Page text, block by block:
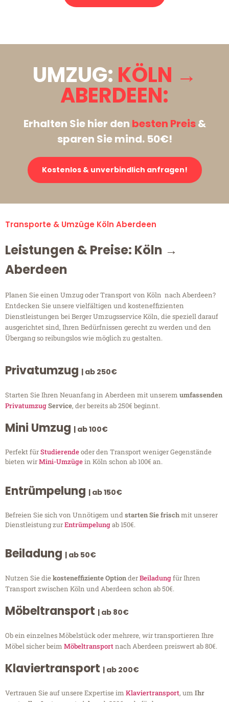
UMZUG: KÖLN →
ABERDEEN:
Erhalten Sie hier den besten Preis&
sparen Sie mind. 50€!
Kostenlos & unverbindlich anfragen!
Transporte & Umzüge Köln Aberdeen
Leistungen & Preise: Köln →
Aberdeen
Planen Sie einen Umzug oder Transport von Köln nach Aberdeen?
Entdecken Sie unsere vielfältigen und kosteneffizienten
Dienstleistungen bei Berger Umzugsservice Köln, die speziell darauf
ausgerichtet sind, Ihren Bedürfnissen gerecht zu werden und den
Übergang so reibungslos wie möglich zu gestalten.
Privatumzug | ab 250€
Starten Sie Ihren Neuanfang in Aberdeen mit unserem umfassenden
PrivatumzugService, der bereits ab 250€ beginnt.
Mini Umzug | ab 100€
Perfekt fürStudierendeoder den Transport weniger Gegenstände
bieten wirMini-Umzügein Köln schon ab 100€ an.
Entrümpelung | ab 150€
Befreien Sie sich von Unnötigem undstarten Sie frischmit unserer
Dienstleistung zurEntrümpelungab 150€.
Beiladung | ab 50€
Nutzen Sie diekosteneffiziente OptionderBeiladungfür Ihren
Transport zwischen Köln und Aberdeen schon ab 50€.
Möbeltransport | ab 80€
Ob ein einzelnes Möbelstück oder mehrere, wir transportieren Ihre
Möbel sicher beim Möbeltransportnach Aberdeen preiswert ab 80€.
Klaviertransport | ab 200€
Vertrauen Sie auf unsere Expertise im Klaviertransport, um Ihr